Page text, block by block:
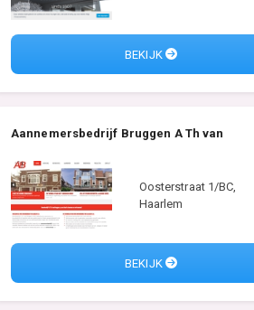
BEKIJK
Aannemersbedrijf Bruggen A Th van
Oosterstraat 1/BC,
Haarlem
BEKIJK